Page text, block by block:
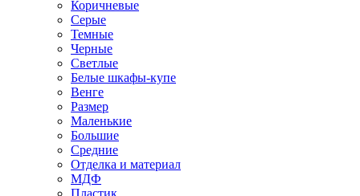
Коричневые
Серые
Темные
Черные
Светлые
Белые шкафы-купе
Венге
Размер
Маленькие
Большие
Средние
Отделка и материал
МДФ
Пластик